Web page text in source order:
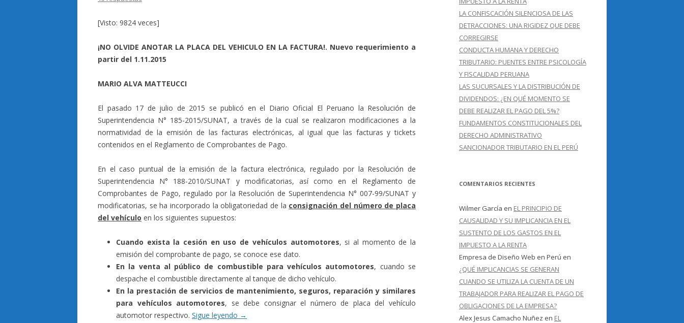
[Visto: 9824 veces]
¡NO OLVIDE ANOTAR LA PLACA DEL VEHICULO EN LA FACTURA!. Nuevo requerimiento a
partir del 1.11.2015
MARIO ALVA MATTEUCCI
El pasado 17 de julio de 2015 se publicó en el Diario Oficial El Peruano la Resolución de
Superintendencia N° 185-2015/SUNAT, a través de la cual se realizaron modificaciones a la
normatividad de la emisión de las facturas electrónicas, al igual que las facturas y tickets
contenidos en el Reglamento de Comprobantes de Pago.
En el caso puntual de la emisión de la factura electrónica, regulado por la Resolución de
Superintendencia N° 188-2010/SUNAT y modificatorias, así como en el Reglamento de
Comprobantes de Pago, regulado por la Resolución de Superintendencia N° 007-99/SUNAT y
modificatorias, se ha incorporado la obligatoriedad de la consignación del número de placa
del vehículo en los siguientes supuestos:
Cuando exista la cesión en uso de vehículos automotores, si al momento de la
emisión del comprobante de pago, se conoce ese dato.
En la venta al público de combustible para vehículos automotores, cuando se
despache el combustible directamente al tanque de dicho vehículo.
En la prestación de servicios de mantenimiento, seguros, reparación y similares
para vehículos automotores, se debe consignar el número de placa del vehículo
automotor respectivo. Sigue leyendo →
LA CONFISCACIÓN SILENCIOSA DE LAS
DETRACCIONES: UNA RIGIDEZ QUE DEBE
CORREGIRSE
CONDUCTA HUMANA Y DERECHO
TRIBUTARIO: PUENTES ENTRE PSICOLOGÍA
Y FISCALIDAD PERUANA
LAS SUCURSALES Y LA DISTRIBUCIÓN DE
DIVIDENDOS: ¿EN QUÉ MOMENTO SE
DEBE REALIZAR EL PAGO DEL 5%?
FUNDAMENTOS CONSTITUCIONALES DEL
DERECHO ADMINISTRATIVO
SANCIONADOR TRIBUTARIO EN EL PERÚ
COMENTARIOS RECIENTES
Wilmer García en EL PRINCIPIO DE
CAUSALIDAD Y SU IMPLICANCIA EN EL
SUSTENTO DE LOS GASTOS EN EL
IMPUESTO A LA RENTA
Empresa de Diseño Web en Perú en
¿QUÉ IMPLICANCIAS SE GENERAN
CUANDO SE UTILIZA LA CUENTA DE UN
TRABAJADOR PARA REALIZAR EL PAGO DE
OBLIGACIONES DE LA EMPRESA?
Alex Jesus Camacho Nuñez en EL